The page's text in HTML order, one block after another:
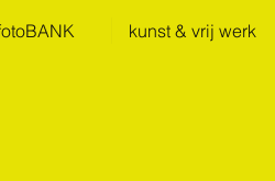
kunst & vrij werk